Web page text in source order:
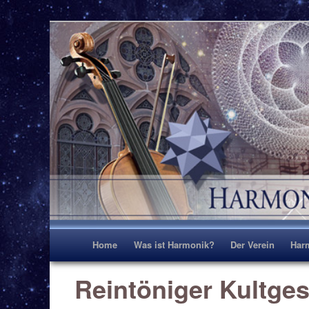
Harmonik Zentrum
Harmonik erleben und gestalten TEST
Home Was ist Harmonik? Der Verein
Reintöniger